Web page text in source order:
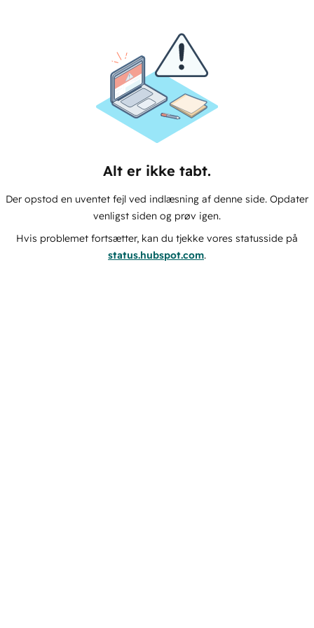
Alt er ikke tabt.
Der opstod en uventet fejl ved indlæsning af denne side. Opdater
venligst siden og prøv igen.
Hvis problemet fortsætter, kan du tjekke vores statusside på
status.hubspot.com.